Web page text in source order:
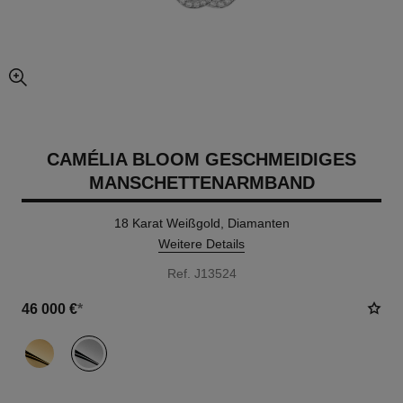
vergrößerter teil des bildes
CAMÉLIA BLOOM GESCHMEIDIGES
MANSCHETTENARMBAND
18 Karat Weißgold, Diamanten
Weitere Details
Ref. J13524
46 000 €*
variante (2)